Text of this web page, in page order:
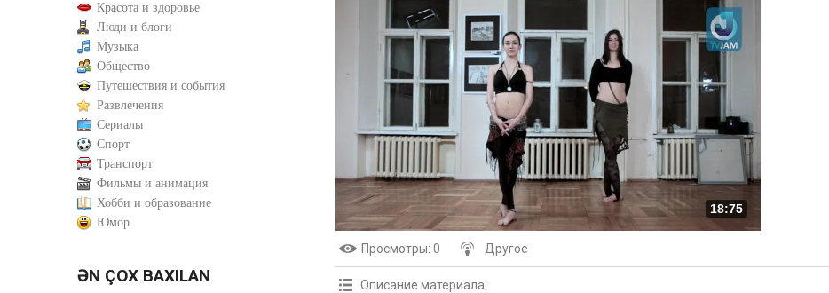
18:75
Просмотры: 0 Другое
Описание материала:
Красота и здоровье
Люди и блоги
Музыка
Общество
Путешествия и события
Развлечения
Сериалы
Спорт
Транспорт
Фильмы и анимация
Хобби и образование
Юмор
ƏN ÇOX BAXILAN